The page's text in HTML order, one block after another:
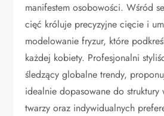
manifestem osobowości. Wśród
cięć króluje precyzyjne cięcie i
modelowanie fryzur, które
każdej kobiety. Profesjonalni
śledzący globalne trendy,
idealnie dopasowane do struktury
twarzy oraz indywidualnych